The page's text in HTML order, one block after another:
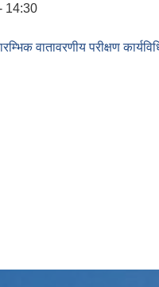
14:30
वातावरणीय परीक्षण